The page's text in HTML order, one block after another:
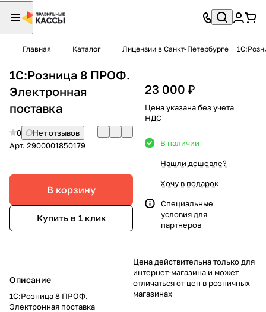
Главная Каталог Лицензии в Санкт-Петербурге
1С:Розница 8 ПРОФ.
Электронная
поставка
0
Нет отзывов
Арт. 2900001850179
В корзину
Купить в 1 клик
Описание
1С:Розница 8 ПРОФ.
Электронная поставка
23 000 ₽
Цена указана без учета
НДС
В наличии
Нашли дешевле?
Хочу в подарок
Специальные
условия для
партнеров
Цена действительна только для
интернет-магазина и может
отличаться от цен в розничных
магазинах